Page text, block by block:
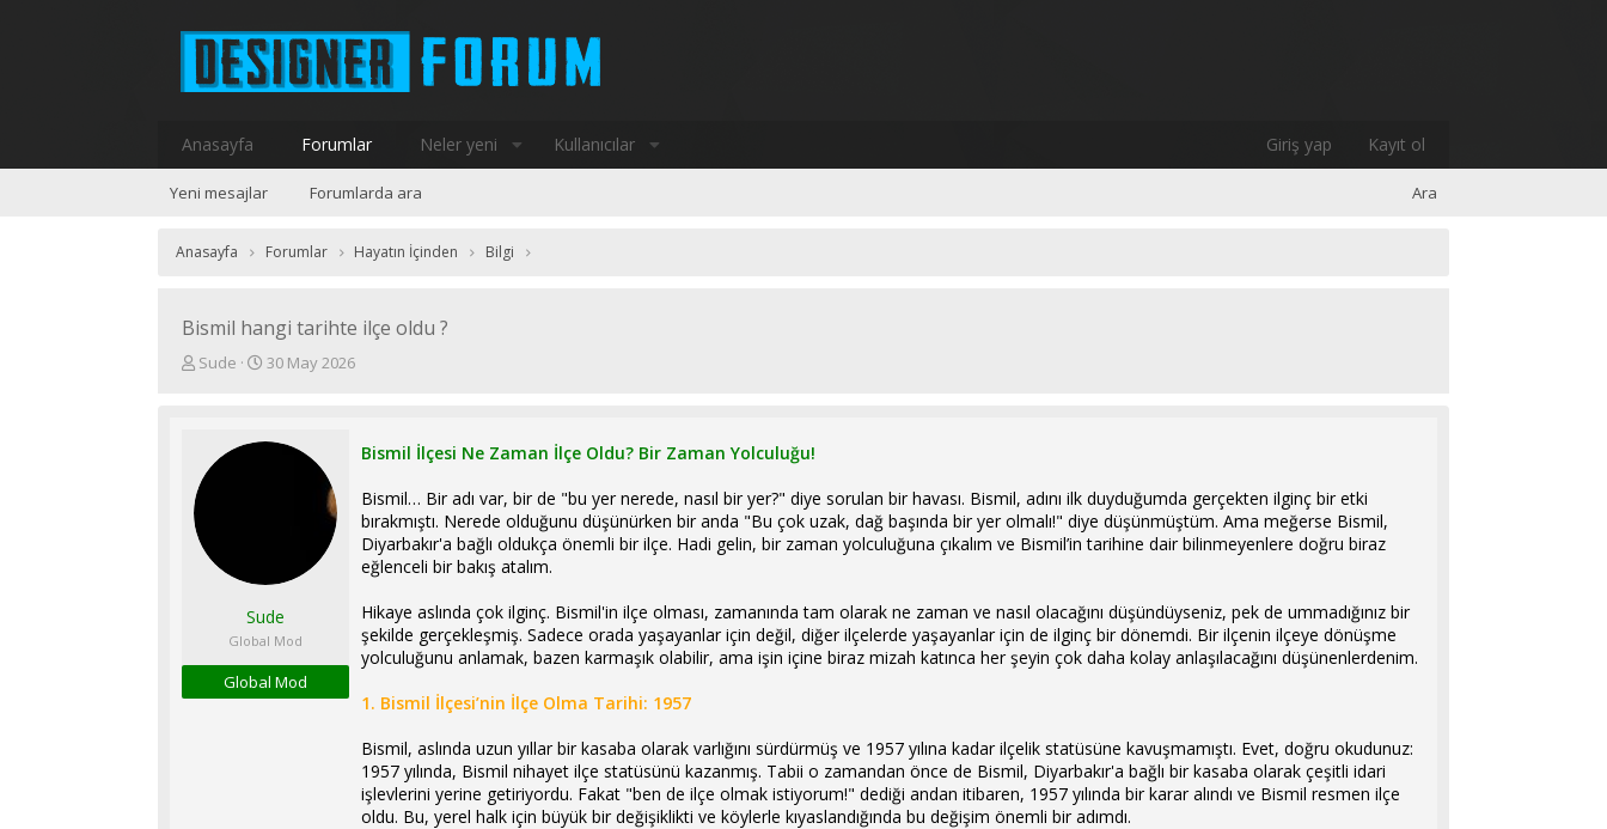
Anasayfa Forumlar Neler yeni Kullanıcılar Giriş yap Kayıt ol
Yeni mesajlar Forumlarda ara Ara
Anasayfa Forumlar Hayatın İçinden Bilgi
Bismil hangi tarihte ilçe oldu ?
K
u
b
ş
Sude
B
a
i
h
i
30 May 2026
Sude
Global Mod
Global Mod
Bismil İlçesi Ne Zaman İlçe Oldu? Bir Zaman Yolculuğu!
Bismil… Bir adı var, bir de "bu yer nerede, nasıl bir yer?" diye sorulan bir havası. Bismil, adını ilk duyduğumda gerçekten ilginç bir etki
bırakmıştı. Nerede olduğunu düşünürken bir anda "Bu çok uzak, dağ başında bir yer olmalı!" diye düşünmüştüm. Ama meğerse Bismil,
Diyarbakır'a bağlı oldukça önemli bir ilçe. Hadi gelin, bir zaman yolculuğuna çıkalım ve Bismil’in tarihine dair bilinmeyenlere doğru biraz
eğlenceli bir bakış atalım.
Hikaye aslında çok ilginç. Bismil'in ilçe olması, zamanında tam olarak ne zaman ve nasıl olacağını düşündüyseniz, pek de ummadığınız bir
şekilde gerçekleşmiş. Sadece orada yaşayanlar için değil, diğer ilçelerde yaşayanlar için de ilginç bir dönemdi. Bir ilçenin ilçeye dönüşme
yolculuğunu anlamak, bazen karmaşık olabilir, ama işin içine biraz mizah katınca her şeyin çok daha kolay anlaşılacağını düşünenlerdenim.
1. Bismil İlçesi’nin İlçe Olma Tarihi: 1957
Bismil, aslında uzun yıllar bir kasaba olarak varlığını sürdürmüş ve 1957 yılına kadar ilçelik statüsüne kavuşmamıştı. Evet, doğru okudunuz:
1957 yılında, Bismil nihayet ilçe statüsünü kazanmış. Tabii o zamandan önce de Bismil, Diyarbakır'a bağlı bir kasaba olarak çeşitli idari
işlevlerini yerine getiriyordu. Fakat "ben de ilçe olmak istiyorum!" dediği andan itibaren, 1957 yılında bir karar alındı ve Bismil resmen ilçe
oldu. Bu, yerel halk için büyük bir değişiklikti ve köylerle kıyaslandığında bu değişim önemli bir adımdı.